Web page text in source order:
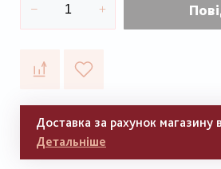
Доставка за рахунок магазину
Детальніше